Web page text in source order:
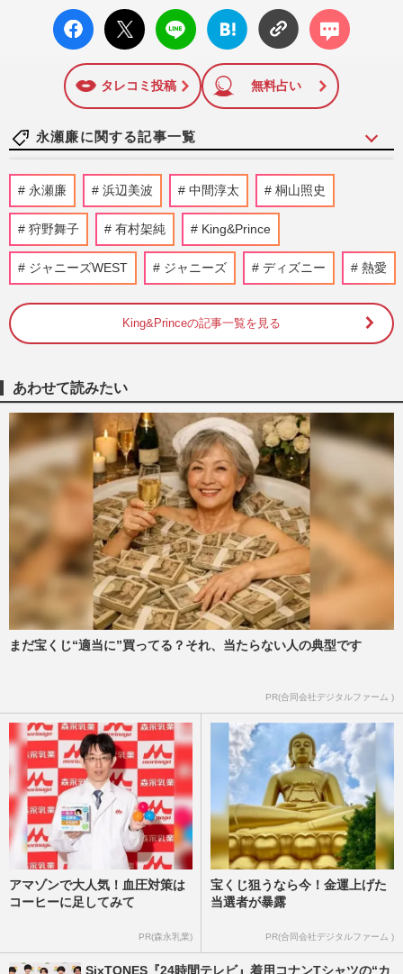
facebo
ok い
X ポス
ト
LINE
はてな
ブック
に追加
コメン
ト
タレコミ投稿 無料占い
永瀬廉に関する記事一覧
King＆Prince永瀬廉のCMが終了、
timelesz原嘉孝・篠塚大輝へ起用変更でフ
ァンがっかり、続く“ゴリ押し”に…
『週刊女性』編集部
TBS日曜劇場『リブート』の豪華配役が話
題「良い別れ方をしたんだね」松山ケンイ
チ×戸田恵梨香“再共演”…
週刊女性2026年2月17日号 2026/2/8
関西ジュニアの聖地・大阪松竹座“卒業
式”公演にSUPER EIGHT、永瀬廉、なに
わ…豪華すぎるメンツで争奪戦…
週刊女性PRIME 2026/1/11
【2026年】結婚しそうな芸能人カップル！
有村架純＆高橋海人他、ランキング発表
週刊女性2026年1月6日・13日号
King & Prince永瀬廉『ヒルマイルド』起
用広告がtimeleszに交代でファン激怒、企
業へ問い合わせが殺到の“…
永瀬廉 浜辺美波 中間淳太 桐山照史
狩野舞子 有村架純 King&Prince
ジャニーズWEST ジャニーズ ディズニー 熱愛
King&Princeの記事一覧を見る
あわせて読みたい
まだ宝くじ“適当に”買ってる？それ、当たらない人の典型です
PR(合同会社デジタルファーム )
アマゾンで大人気！血圧対策は
コーヒーに足してみて
PR(森永乳業)
宝くじ狙うなら今！金運上げた
当選者が暴露
PR(合同会社デジタルファーム )
SixTONES『24時間テレビ』着用コナンTシャツの“カ